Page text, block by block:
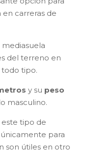
carreras de
del terreno en
tipo.
y su peso
masculino.
este tipo de
para
son útiles en otro